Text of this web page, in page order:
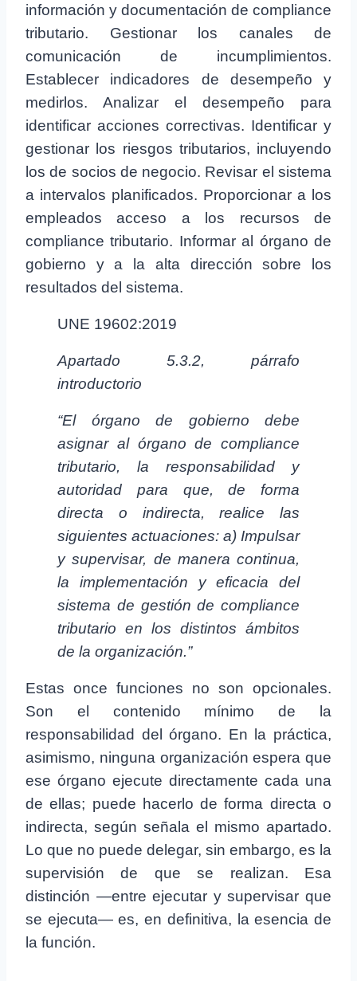
información y documentación de compliance
tributario. Gestionar los canales de
comunicación de incumplimientos.
Establecer indicadores de desempeño y
medirlos. Analizar el desempeño para
identificar acciones correctivas. Identificar y
gestionar los riesgos tributarios, incluyendo
los de socios de negocio. Revisar el sistema
a intervalos planificados. Proporcionar a los
empleados acceso a los recursos de
compliance tributario. Informar al órgano de
gobierno y a la alta dirección sobre los
resultados del sistema.
UNE 19602:2019
Apartado 5.3.2, párrafo
introductorio
“El órgano de gobierno debe
asignar al órgano de compliance
tributario, la responsabilidad y
autoridad para que, de forma
directa o indirecta, realice las
siguientes actuaciones: a) Impulsar
y supervisar, de manera continua,
la implementación y eficacia del
sistema de gestión de compliance
tributario en los distintos ámbitos
de la organización.”
Estas once funciones no son opcionales.
Son el contenido mínimo de la
responsabilidad del órgano. En la práctica,
asimismo, ninguna organización espera que
ese órgano ejecute directamente cada una
de ellas; puede hacerlo de forma directa o
indirecta, según señala el mismo apartado.
Lo que no puede delegar, sin embargo, es la
supervisión de que se realizan. Esa
distinción —entre ejecutar y supervisar que
se ejecuta— es, en definitiva, la esencia de
la función.